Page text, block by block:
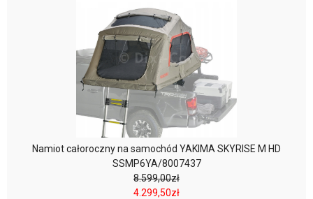
Namiot całoroczny na samochód YAKIMA SKYRISE M HD
SSMP6YA/8007437
8.599,00zł
4.299,50zł